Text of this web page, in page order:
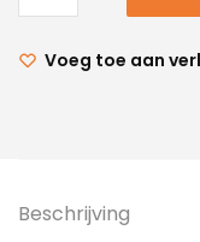
Voeg toe aan
Beschrijving